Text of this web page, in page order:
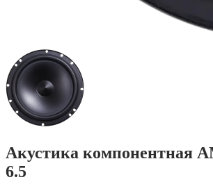
Акустика компонентная
6.5